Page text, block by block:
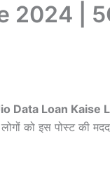
|
Data Loan Kaise
इस पोस्ट की मदद